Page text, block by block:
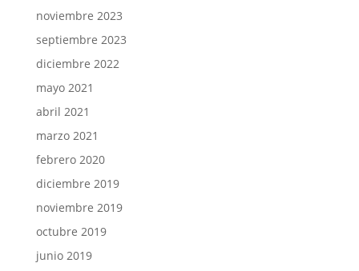
noviembre 2023
septiembre 2023
diciembre 2022
mayo 2021
abril 2021
marzo 2021
febrero 2020
diciembre 2019
noviembre 2019
octubre 2019
junio 2019